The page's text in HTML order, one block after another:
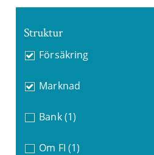
Struktur
Försäkring
Marknad
Bank (1)
Om FI (1)